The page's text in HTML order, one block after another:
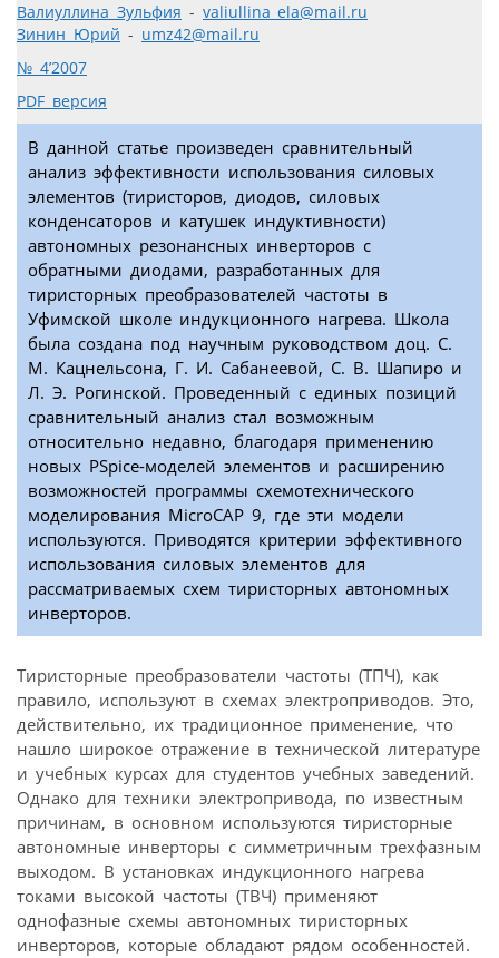
Валиуллина Зульфия - valiullina_ela@mail.ru
Зинин Юрий - umz42@mail.ru
№ 4’2007
PDF версия
В данной статье произведен сравнительный
анализ эффективности использования силовых
элементов (тиристоров, диодов, силовых
конденсаторов и катушек индуктивности)
автономных резонансных инверторов с
обратными диодами, разработанных для
тиристорных преобразователей частоты в
Уфимской школе индукционного нагрева. Школа
была создана под научным руководством доц. С.
М. Кацнельсона, Г. И. Сабанеевой, С. В. Шапиро и
Л. Э. Рогинской. Проведенный с единых позиций
сравнительный анализ стал возможным
относительно недавно, благодаря применению
новых PSpice-моделей элементов и расширению
возможностей программы схемотехнического
моделирования MicroCAP 9, где эти модели
используются. Приводятся критерии эффективного
использования силовых элементов для
рассматриваемых схем тиристорных автономных
инверторов.
Тиристорные преобразователи частоты (ТПЧ), как
правило, используют в схемах электроприводов. Это,
действительно, их традиционное применение, что
нашло широкое отражение в технической литературе
и учебных курсах для студентов учебных заведений.
Однако для техники электропривода, по известным
причинам, в основном используются тиристорные
автономные инверторы с симметричным трехфазным
выходом. В установках индукционного нагрева
токами высокой частоты (ТВЧ) применяют
однофазные схемы автономных тиристорных
инверторов, которые обладают рядом особенностей.